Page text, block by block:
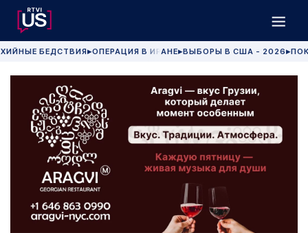
БЕДСТВИЯ▶ОПЕРАЦИЯ В ИРАНЕ▶ВЫБОРЫ В США - 2026 ▶